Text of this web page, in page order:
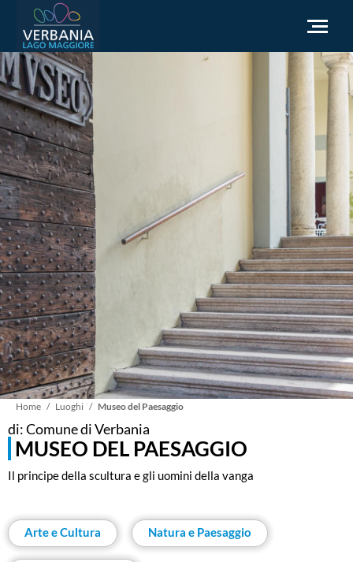
Come raggiungerci
Infopoint Turistico
Meteo
Richiesta informazioni
Sito Istituzionale
Briciole
di
Home Luoghi Museo del Paesaggio
di: Comune di Verbania
MUSEO DEL PAESAGGIO
Il principe della scultura e gli uomini della vanga
Arte e Cultura Natura e Paesaggio